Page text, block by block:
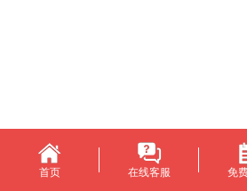
首页 在线客服 免